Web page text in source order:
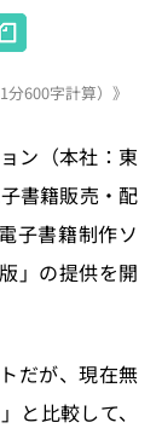
600字計算）》
ン（本社：東
書籍販売・配
子書籍制作ソ
」の提供を開
だが、現在無
と比較して、